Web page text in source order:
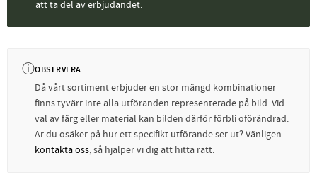
att ta del av erbjudandet.
ⓘOBSERVERA
Då vårt sortiment erbjuder en stor mängd kombinationer
finns tyvärr inte alla utföranden representerade på bild. Vid
val av färg eller material kan bilden därför förbli oförändrad.
Är du osäker på hur ett specifikt utförande ser ut? Vänligen
kontakta oss, så hjälper vi dig att hitta rätt.